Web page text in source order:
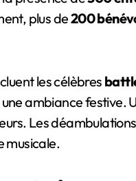
plus de200
les célèbres
ambiance festive.
Les
musicale.